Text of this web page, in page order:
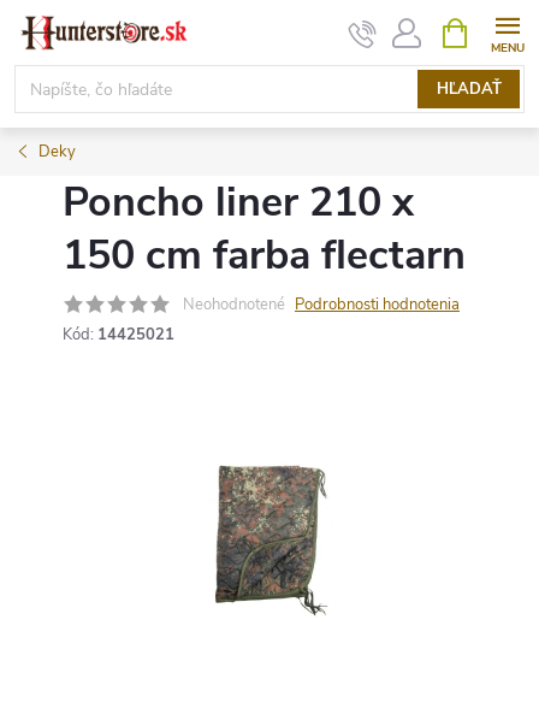
Prejsť
obsah
HĽADAŤ
KOŠÍK
Deky
Poncho liner 210 x
150 cm farba flectarn
Neohodnotené Podrobnosti hodnotenia
Kód: 14425021